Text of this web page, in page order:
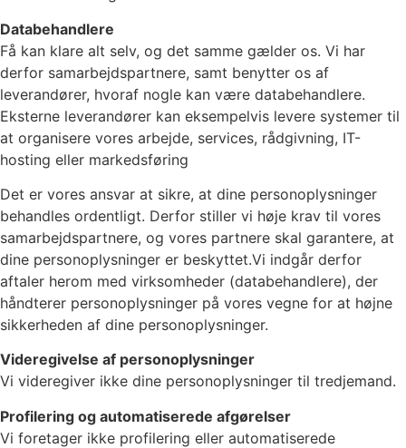
Databehandlere
Få kan klare alt selv, og det samme gælder os. Vi har
derfor samarbejdspartnere, samt benytter os af
leverandører, hvoraf nogle kan være databehandlere.
Eksterne leverandører kan eksempelvis levere systemer til
at organisere vores arbejde, services, rådgivning, IT-
hosting eller markedsføring
Det er vores ansvar at sikre, at dine personoplysninger
behandles ordentligt. Derfor stiller vi høje krav til vores
samarbejdspartnere, og vores partnere skal garantere, at
dine personoplysninger er beskyttet.Vi indgår derfor
aftaler herom med virksomheder (databehandlere), der
håndterer personoplysninger på vores vegne for at højne
sikkerheden af dine personoplysninger.
Videregivelse af personoplysninger
Vi videregiver ikke dine personoplysninger til tredjemand.
Profilering og automatiserede afgørelser
Vi foretager ikke profilering eller automatiserede